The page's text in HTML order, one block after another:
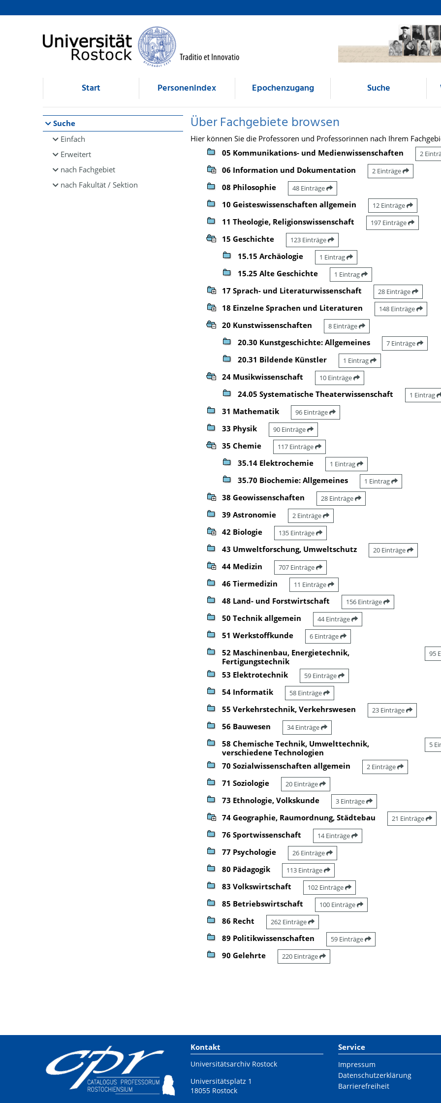
Browsen
direkt zum Inhalt
Start Personenindex Epochenzugang Suche
Suche
Einfach
Erweitert
nach Fachgebiet
nach Fakultät / Sektion
Über Fachgebiete browsen
Hier können Sie die Professoren und Professorinnen nach Ihrem
05 Kommunikations- und Medienwissenschaften
2
06 Information und Dokumentation 2 Einträge
08 Philosophie 48 Einträge
10 Geisteswissenschaften allgemein 12 Einträge
11 Theologie, Religionswissenschaft 197 Einträge
15 Geschichte 123 Einträge
15.15 Archäologie 1 Eintrag
15.25 Alte Geschichte 1 Eintrag
17 Sprach- und Literaturwissenschaft 28 Einträge
18 Einzelne Sprachen und Literaturen 148 Einträge
20 Kunstwissenschaften 8 Einträge
20.30 Kunstgeschichte: Allgemeines 7 Einträge
20.31 Bildende Künstler 1 Eintrag
24 Musikwissenschaft 10 Einträge
24.05 Systematische Theaterwissenschaft 1 Eintrag
31 Mathematik 96 Einträge
33 Physik 90 Einträge
35 Chemie 117 Einträge
35.14 Elektrochemie 1 Eintrag
35.70 Biochemie: Allgemeines 1 Eintrag
38 Geowissenschaften 28 Einträge
39 Astronomie 2 Einträge
42 Biologie 135 Einträge
43 Umweltforschung, Umweltschutz 20 Einträge
44 Medizin 707 Einträge
46 Tiermedizin 11 Einträge
48 Land- und Forstwirtschaft 156 Einträge
50 Technik allgemein 44 Einträge
51 Werkstoffkunde 6 Einträge
52 Maschinenbau, Energietechnik,
Fertigungstechnik
95
53 Elektrotechnik 59 Einträge
54 Informatik 58 Einträge
55 Verkehrstechnik, Verkehrswesen 23 Einträge
56 Bauwesen 34 Einträge
58 Chemische Technik, Umwelttechnik,
verschiedene Technologien
5
70 Sozialwissenschaften allgemein 2 Einträge
71 Soziologie 20 Einträge
73 Ethnologie, Volkskunde 3 Einträge
74 Geographie, Raumordnung, Städtebau 21 Einträge
76 Sportwissenschaft 14 Einträge
77 Psychologie 26 Einträge
80 Pädagogik 113 Einträge
83 Volkswirtschaft 102 Einträge
85 Betriebswirtschaft 100 Einträge
86 Recht 262 Einträge
89 Politikwissenschaften 59 Einträge
90 Gelehrte 220 Einträge
Kontakt
Universitätsarchiv Rostock
Universitätsplatz 1
18055 Rostock
Service
Impressum
Datenschutzerklärung
Barrierefreiheit